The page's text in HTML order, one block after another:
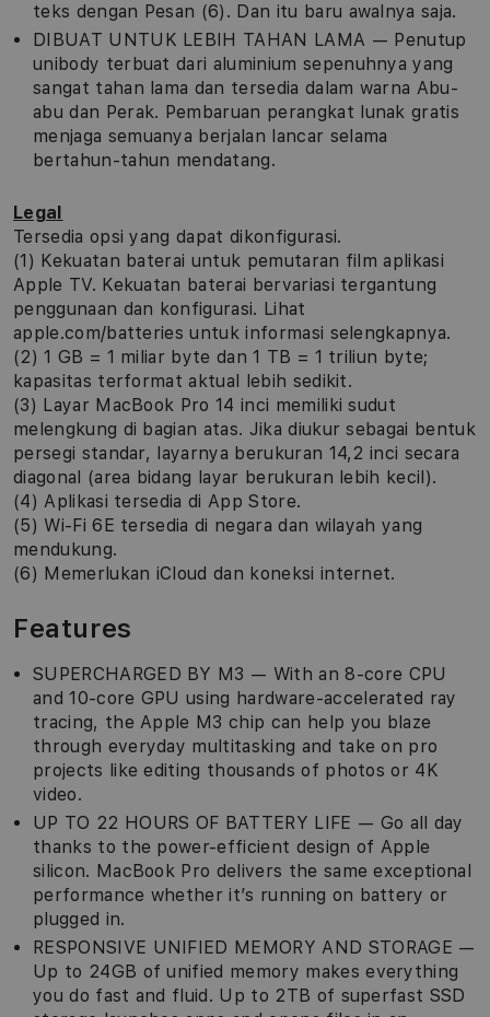
teks dengan Pesan (6). Dan itu baru awalnya saja.
DIBUAT UNTUK LEBIH TAHAN LAMA — Penutup
unibody terbuat dari aluminium sepenuhnya yang
sangat tahan lama dan tersedia dalam warna Abu-
abu dan Perak. Pembaruan perangkat lunak gratis
menjaga semuanya berjalan lancar selama
bertahun-tahun mendatang.
Legal
Tersedia opsi yang dapat dikonfigurasi.
(1) Kekuatan baterai untuk pemutaran film aplikasi
Apple TV. Kekuatan baterai bervariasi tergantung
penggunaan dan konfigurasi. Lihat
apple.com/batteries untuk informasi selengkapnya.
(2) 1 GB = 1 miliar byte dan 1 TB = 1 triliun byte;
kapasitas terformat aktual lebih sedikit.
(3) Layar MacBook Pro 14 inci memiliki sudut
melengkung di bagian atas. Jika diukur sebagai bentuk
persegi standar, layarnya berukuran 14,2 inci secara
diagonal (area bidang layar berukuran lebih kecil).
(4) Aplikasi tersedia di App Store.
(5) Wi-Fi 6E tersedia di negara dan wilayah yang
mendukung.
(6) Memerlukan iCloud dan koneksi internet.
Features
SUPERCHARGED BY M3 — With an 8-core CPU
and 10-core GPU using hardware-accelerated ray
tracing, the Apple M3 chip can help you blaze
through everyday multitasking and take on pro
projects like editing thousands of photos or 4K
video.
UP TO 22 HOURS OF BATTERY LIFE — Go all day
thanks to the power-efficient design of Apple
silicon. MacBook Pro delivers the same exceptional
performance whether it’s running on battery or
plugged in.
RESPONSIVE UNIFIED MEMORY AND STORAGE —
Up to 24GB of unified memory makes everything
you do fast and fluid. Up to 2TB of superfast SSD